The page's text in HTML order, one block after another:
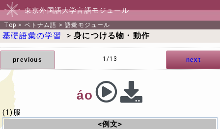
東京外国語大学言語モジュール
Top > ベトナム語 >語彙モジュール
基礎語彙の学習 >身につける物・動作
previous next
1/13
áo
(1)服
<例文>